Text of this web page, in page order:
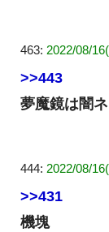
463: 2022/08/
>>443
夢魔鏡は闇
444: 2022/08/
>>431
機塊